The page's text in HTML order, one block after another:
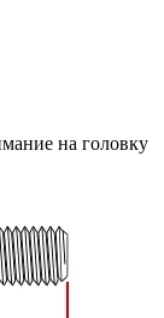
на головку